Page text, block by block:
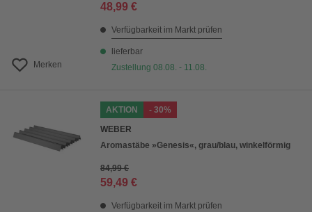
Merken
48,99 €
Verfügbarkeit im Markt prüfen
lieferbar
Zustellung 08.08. - 11.08.
AKTION
- 30%
WEBER
Aromastäbe »Genesis«, grau/blau, winkelförmig
84,99 €
59,49 €
Verfügbarkeit im Markt prüfen